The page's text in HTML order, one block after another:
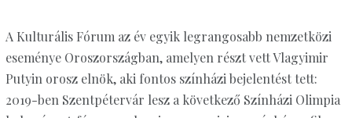
A Kulturális Fórum az év egyik legrangosabb nemzetközi
eseménye Oroszországban, amelyen részt vett Vlagyimir
Putyin orosz elnök, aki fontos színházi bejelentést tett:
2019-ben Szentpétervár lesz a következő Színházi Olimpia